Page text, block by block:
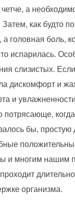
а
как будто
головная боль,
испарилась.
слизистых.
дискомфорт и
и
потрясающе,
бы,
и многим нашим
организма.